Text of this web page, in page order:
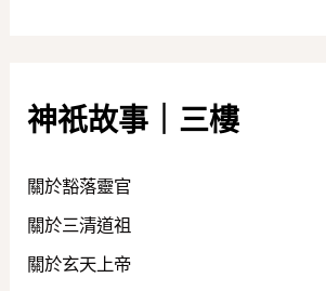
神祇故事｜三樓
關於豁落靈官
關於三清道祖
關於玄天上帝